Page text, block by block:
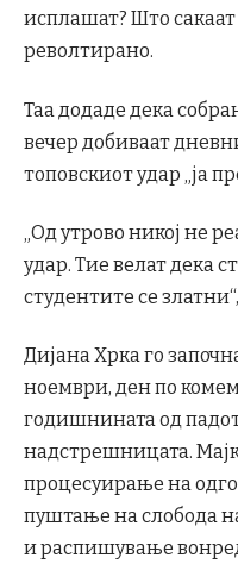
исплашат? Што
револтирано.
Таа додаде дека
вечер добиваат
топовскиот удар „ја
„Од утрово никој не
удар. Тие велат дека
студентите се
Дијана Хрка го
ноември, ден по
годишнината од
надстрешницата.
процесуирање на
пуштање на слобода
и распишување